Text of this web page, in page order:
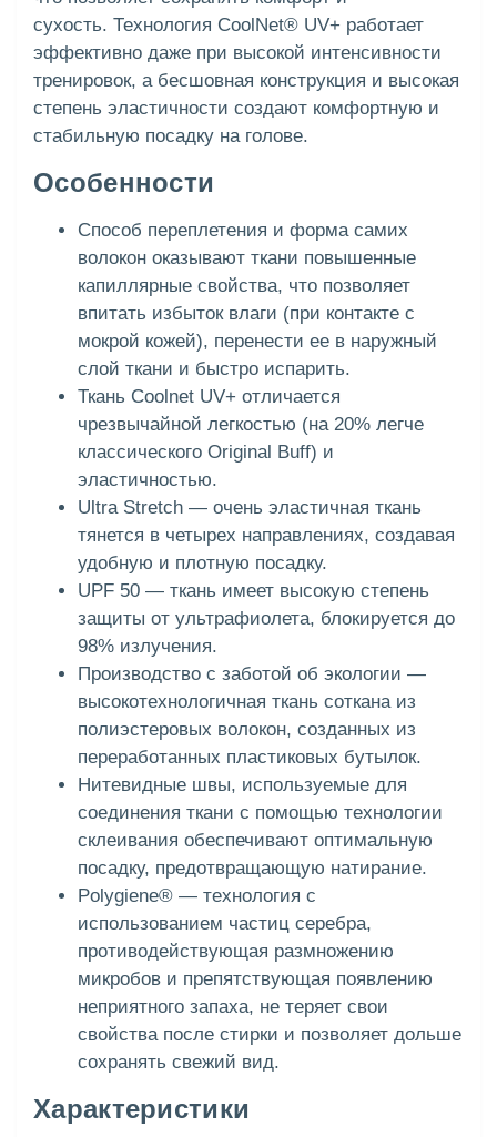
сухость. Технология CoolNet® UV+ работает
эффективно даже при высокой интенсивности
тренировок, а бесшовная конструкция и высокая
степень эластичности создают комфортную и
стабильную посадку на голове.
Особенности
Способ переплетения и форма самих
волокон оказывают ткани повышенные
капиллярные свойства, что позволяет
впитать избыток влаги (при контакте с
мокрой кожей), перенести ее в наружный
слой ткани и быстро испарить.
Ткань Coolnet UV+ отличается
чрезвычайной легкостью (на 20% легче
классического Original Buff) и
эластичностью.
Ultra Stretch — очень эластичная ткань
тянется в четырех направлениях, создавая
удобную и плотную посадку.
UPF 50 — ткань имеет высокую степень
защиты от ультрафиолета, блокируется до
98% излучения.
Производство с заботой об экологии —
высокотехнологичная ткань соткана из
полиэстеровых волокон, созданных из
переработанных пластиковых бутылок.
Нитевидные швы, используемые для
соединения ткани с помощью технологии
склеивания обеспечивают оптимальную
посадку, предотвращающую натирание.
Polygiene® — технология с
использованием частиц серебра,
противодействующая размножению
микробов и препятствующая появлению
неприятного запаха, не теряет свои
свойства после стирки и позволяет дольше
сохранять свежий вид.
Характеристики